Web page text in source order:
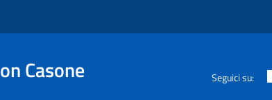
Casone Seguici su: